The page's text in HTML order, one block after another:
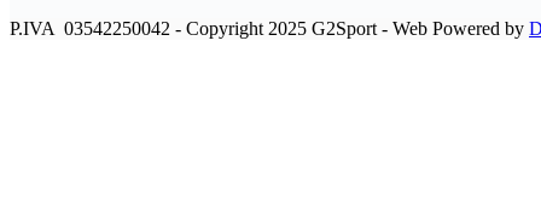
P.IVA 03542250042 - Copyright 2025 G2Sport - Web Powered by